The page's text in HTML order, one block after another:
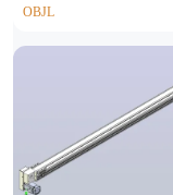
OBJL